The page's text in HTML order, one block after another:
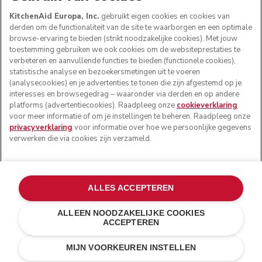
VOLG ONS
© KitchenAid 2026 - Alle rechten voorbehouden.
KitchenAid en het design van de mixer zijn handelsmerken
in de Verenigde Staten en andere landen.
Mijn cookies beheren Privacyverklaring
KitchenAid Europa, Inc. gebruikt eigen cookies en cookies van
derden om de functionaliteit van de site te waarborgen en een optimale
browse-ervaring te bieden (strikt noodzakelijke cookies). Met jouw
toestemming gebruiken we ook cookies om de websiteprestaties te
verbeteren en aanvullende functies te bieden (functionele cookies),
statistische analyse en bezoekersmetingen uit te voeren
(analysecookies) en je advertenties te tonen die zijn afgestemd op je
interesses en browsegedrag – waaronder via derden en op andere
platforms (advertentiecookies). Raadpleeg onze cookieverklaring
voor meer informatie of om je instellingen te beheren. Raadpleeg onze
privacyverklaring voor informatie over hoe we persoonlijke gegevens
verwerken die via cookies zijn verzameld.
MIJN VOORKEUREN INSTELLEN
ALLEEN NOODZAKELIJKE COOKIES
ACCEPTEREN
ALLES ACCEPTEREN